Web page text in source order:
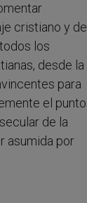
cristiano y de
los
desde la
para
el
de la
asumida por